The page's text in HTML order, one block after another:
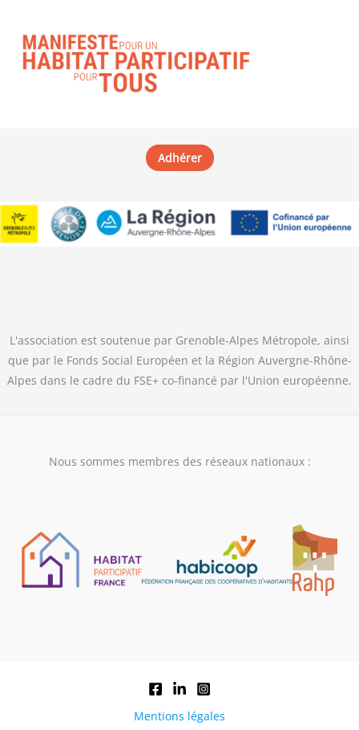
Adhérer
L'association est soutenue par Grenoble-Alpes Métropole, ainsi
que par le Fonds Social Européen et la Région Auvergne-Rhône-
Alpes dans le cadre du FSE+ co-financé par l'Union européenne.
Nous sommes membres des réseaux nationaux :
Mentions légales